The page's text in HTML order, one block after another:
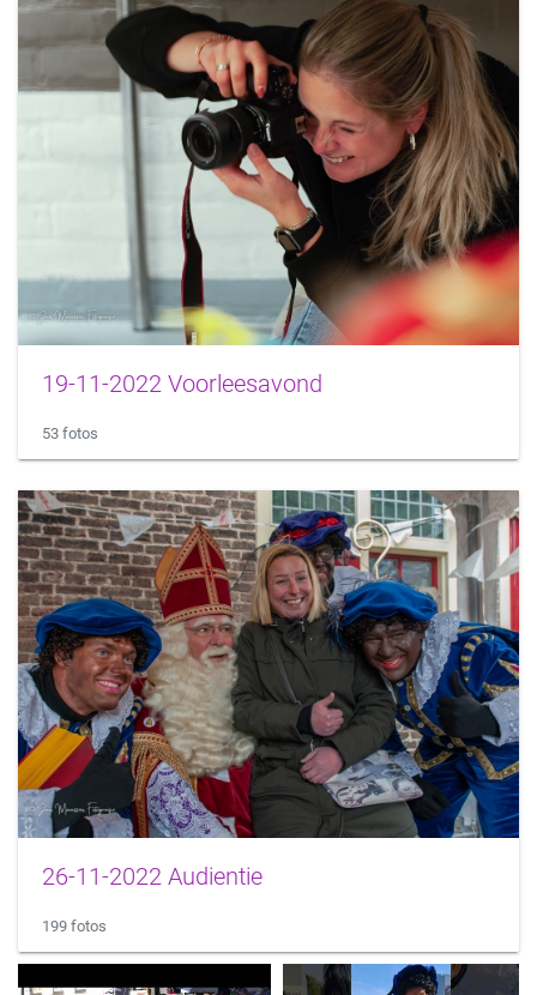
19-11-2022 Voorleesavond
53 fotos
26-11-2022 Audientie
199 fotos